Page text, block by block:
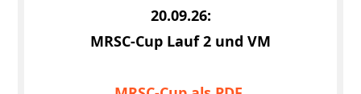
20.09.26:
MRSC-Cup Lauf 2 und VM